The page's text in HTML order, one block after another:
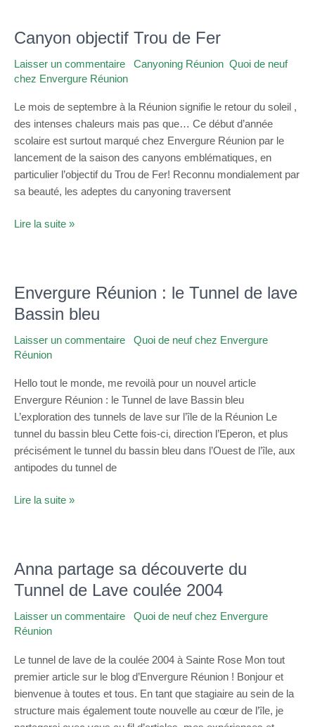
Canyon objectif Trou de Fer
Laisser un commentaire Canyoning Réunion Quoi de neuf
chez Envergure Réunion
Le mois de septembre à la Réunion signifie le retour du soleil ,
des intenses chaleurs mais pas que… Ce début d’année
scolaire est surtout marqué chez Envergure Réunion par le
lancement de la saison des canyons emblématiques, en
particulier l’objectif du Trou de Fer! Reconnu mondialement par
sa beauté, les adeptes du canyoning traversent
Canyon
Trou
de
Fer
Lire la suite »
Envergure Réunion : le Tunnel de lave
Bassin bleu
Laisser un commentaire
Quoi de neuf chez Envergure
Réunion
Hello tout le monde, me revoilà pour un nouvel article
Envergure Réunion : le Tunnel de lave Bassin bleu
L’exploration des tunnels de lave sur l’île de la Réunion Le
tunnel du bassin bleu Cette fois-ci, direction l’Eperon, et plus
précisément le tunnel du bassin bleu dans l’Ouest de l’île, aux
antipodes du tunnel de
Envergure
Réunion
le
Tunnel
Bassin
Lire la suite »
Anna partage sa découverte du
Tunnel de Lave coulée 2004
Laisser un commentaire
Quoi de neuf chez Envergure
Réunion
Le tunnel de lave de la coulée 2004 à Sainte Rose Mon tout
premier article sur le blog d’Envergure Réunion ! Bonjour et
bienvenue à toutes et tous. En tant que stagiaire au sein de la
structure mais également toute nouvelle au cœur de l’île, je
Anna
partage
découverte
du
Lave